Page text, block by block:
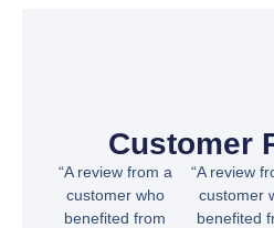
Customer
“A review from a
customer who
benefited from
“A review
customer
benefited